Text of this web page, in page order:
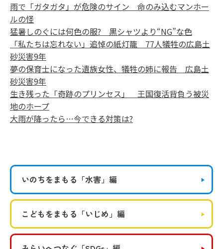
雨で「ガタガタ」が危険のサイン 命のみ込むマンホー
ルの怪
猛暑しのぐには何色の服? 黒シャツより“NG”な色
「私たちは忘れない」追悼の紙灯籠 77人犠牲の広島土
砂災害9年
夢の保育士になった遺族女性、犠牲の姉に報告 広島土
砂災害9年
生き残った「奇跡のプリンセス」 王国復活背負う被災
地のホープ
大雨が降ったら…今できる対策は?
いのちをまもる 「水害」編
こどもをまもる 「いじめ」編